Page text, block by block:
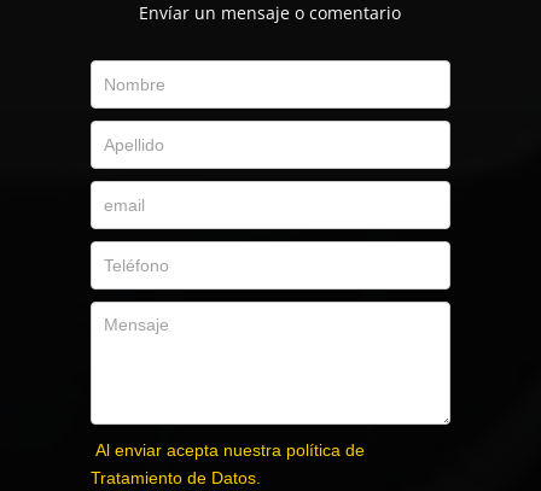
Envíar un mensaje o comentario
Al enviar acepta nuestra política de
Tratamiento de Datos.